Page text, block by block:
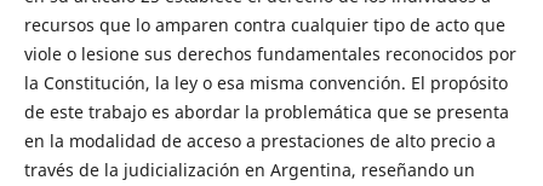
recursos que lo amparen contra cualquier tipo de acto que
viole o lesione sus derechos fundamentales reconocidos por
la Constitución, la ley o esa misma convención. El propósito
de este trabajo es abordar la problemática que se presenta
en la modalidad de acceso a prestaciones de alto precio a
través de la judicialización en Argentina, reseñando un